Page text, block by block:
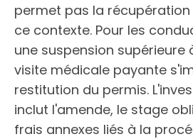
permet pas la
ce contexte. Pour les
une suspension supérieure
visite médicale payante
restitution du permis.
inclut l'amende, le stage
frais annexes liés à la